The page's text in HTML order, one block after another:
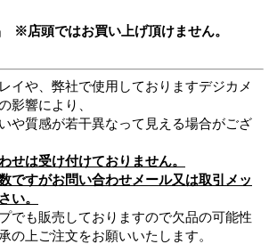
※店頭ではお買い上げ頂けません。
イや、弊社で使用しておりますデジカメ
影響により、
や質感が若干異なって見える場合がござ
せは受け付けておりません。
ですがお問い合わせメール又は取引メッ
い。
でも販売しておりますので欠品の可能性
の上ご注文をお願いいたします。